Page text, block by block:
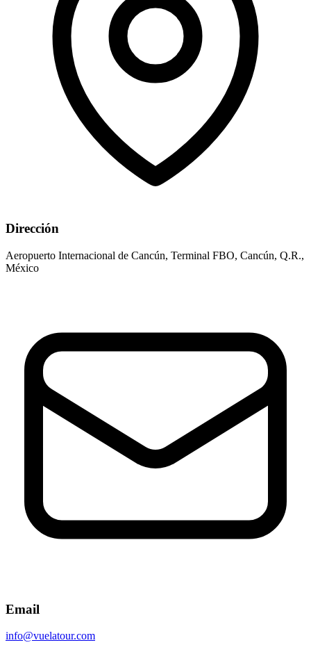
Dirección
Aeropuerto Internacional de Cancún, Terminal FBO, Cancún, Q.R.,
México
Email
info@vuelatour.com